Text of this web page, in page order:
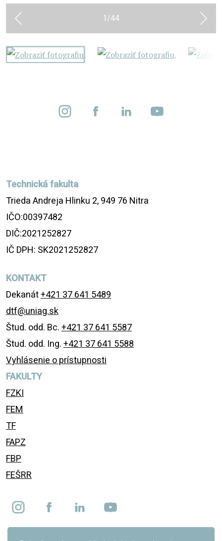
Previous Next
1 /44
Technická fakulta
Trieda Andreja Hlinku 2, 949 76 Nitra
IČO:00397482
DIČ:2021252827
IČ DPH: SK2021252827
KONTAKT
Dekanát+421 37 641 5489
dtf@uniag.sk
Štud. odd. Bc. +421 37 641 5587
Štud. odd. Ing. +421 37 641 5588
Vyhlásenie o prístupnosti
FAKULTY
FZKI
FEM
TF
FAPZ
FBP
FEŠRR